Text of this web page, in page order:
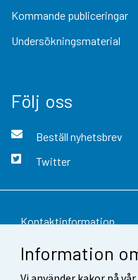
Information
Kommande publiceringar
Undersökningsmaterial
Följ oss
Beställ nyhetsbrev
Twitter
Kontaktinformation
Respons